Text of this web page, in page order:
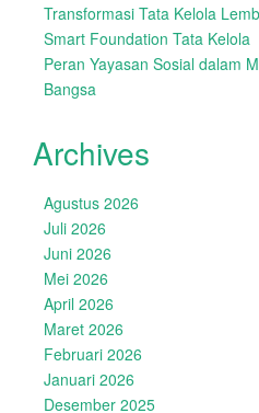
Transformasi Tata Kelola
Smart Foundation Tata Kelola
Peran Yayasan Sosial dalam
Bangsa
Archives
Agustus 2026
Juli 2026
Juni 2026
Mei 2026
April 2026
Maret 2026
Februari 2026
Januari 2026
Desember 2025